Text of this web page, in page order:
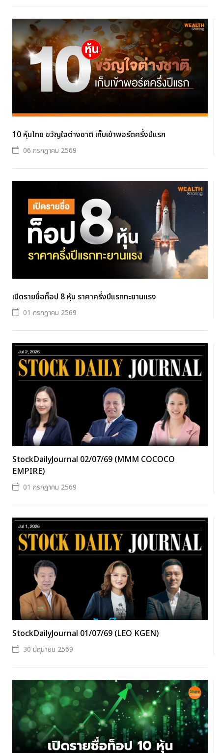
10 หุ้นไทย ขวัญใจต่างชาติ เก็บเข้าพอร์ตครึ่งปีแรก
06 กรกฎาคม 2569
เปิดรายชื่อท็อป 8 หุ้น ราคาครึ่งปีแรกทะยานแรง
01 กรกฎาคม 2569
StockDailyJournal 02/07/69 (MMM COCOCO
EMPIRE)
01 กรกฎาคม 2569
StockDailyJournal 01/07/69 (LEO KGEN)
30 มิถุนายน 2569